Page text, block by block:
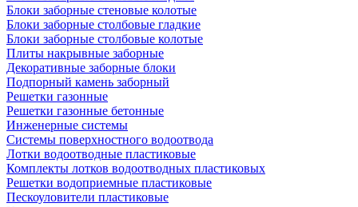
Блоки заборные стеновые колотые
Блоки заборные столбовые гладкие
Блоки заборные столбовые колотые
Плиты накрывные заборные
Декоративные заборные блоки
Подпорный камень заборный
Решетки газонные
Решетки газонные бетонные
Инженерные системы
Системы поверхностного водоотвода
Лотки водоотводные пластиковые
Комплекты лотков водоотводных пластиковых
Решетки водоприемные пластиковые
Пескоуловители пластиковые